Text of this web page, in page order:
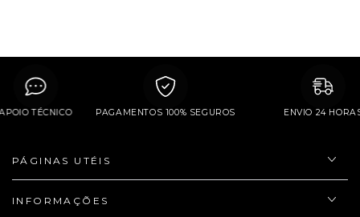
APOIO TÉCNICO PAGAMENTOS 100% SEGUROS ENVIO 24
PÁGINAS UTÉIS
INFORMAÇÕES